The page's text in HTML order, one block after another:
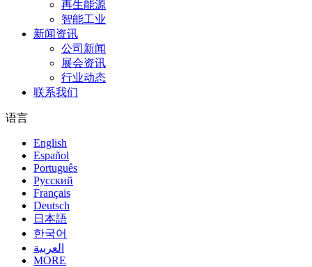
再生能源
智能工业
新闻资讯
公司新闻
展会资讯
行业动态
联系我们
语言
English
Español
Português
Pусский
Français
Deutsch
日本語
한국어
العربية
MORE